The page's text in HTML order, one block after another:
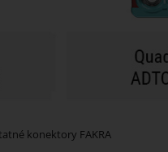
konektory FAKRA